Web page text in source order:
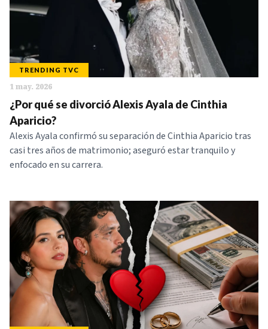
TRENDING TVC
1 may. 2026
¿Por qué se divorció Alexis Ayala de Cinthia
Aparicio?
Alexis Ayala confirmó su separación de Cinthia Aparicio tras
casi tres años de matrimonio; aseguró estar tranquilo y
enfocado en su carrera.